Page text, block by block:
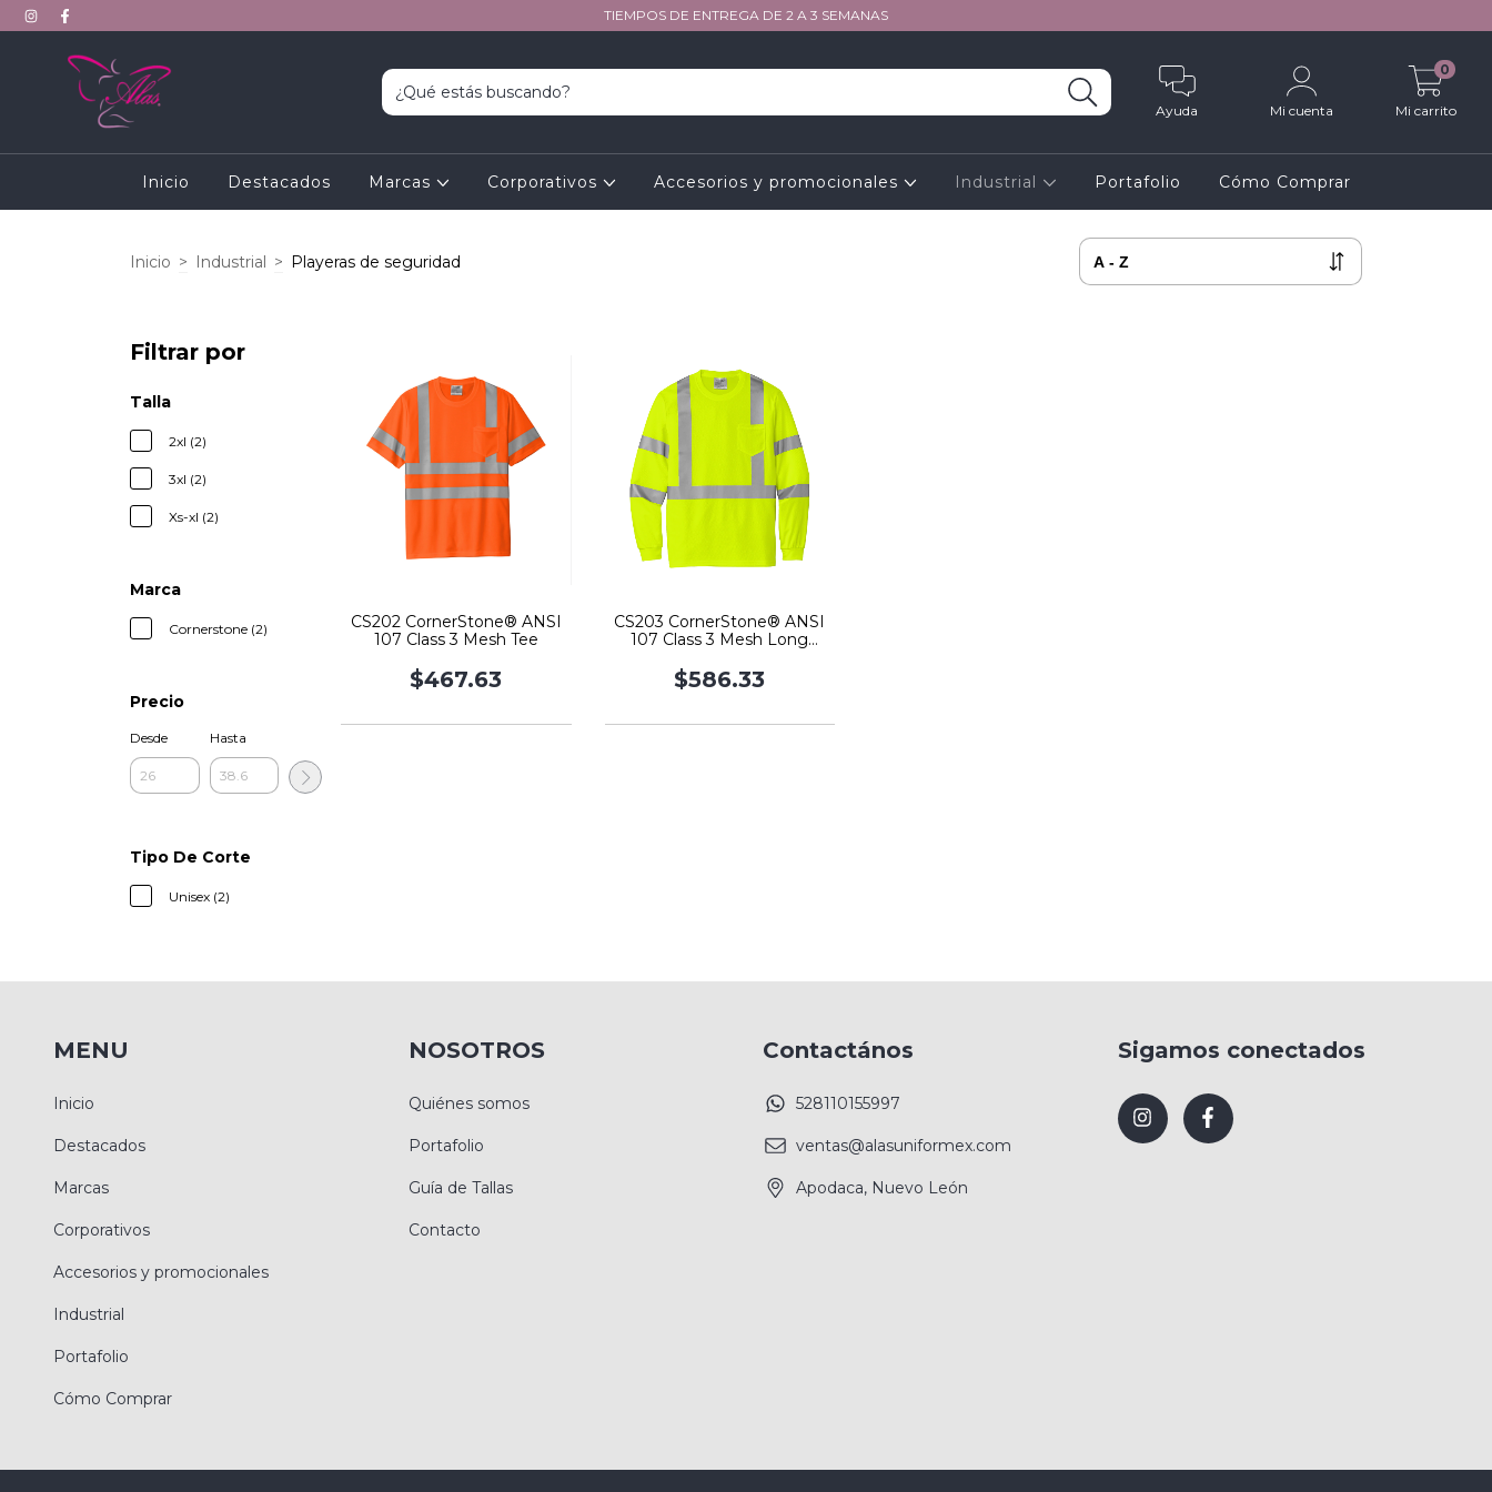
TIEMPOS DE ENTREGA DE 2 A 3 SEMANAS
Ayuda Mi cuenta Mi carrito
0
Inicio Destacados Marcas Corporativos Accesorios y promocionales Industrial Portafolio Cómo Comprar
Inicio > Industrial > Playeras de seguridad
Filtrar por
Talla
2xl (2)
3xl (2)
Xs-xl (2)
Marca
Cornerstone (2)
Precio
Desde Hasta
Tipo De Corte
Unisex (2)
CS202 CornerStone® ANSI
107 Class 3 Mesh Tee
$467.63
CS203 CornerStone® ANSI
107 Class 3 Mesh Long
$586.33
MENU
Inicio
Destacados
Marcas
Corporativos
Accesorios y promocionales
Industrial
Portafolio
Cómo Comprar
NOSOTROS
Quiénes somos
Portafolio
Guía de Tallas
Contacto
Contactános
528110155997
ventas@alasuniformex.com
Apodaca, Nuevo León
Sigamos conectados